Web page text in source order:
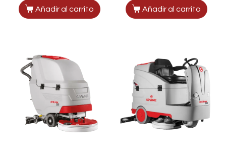
Añadir al carrito Añadir al carrito